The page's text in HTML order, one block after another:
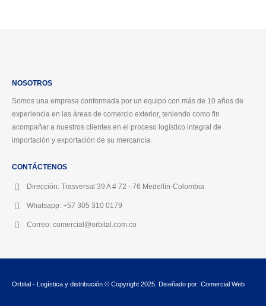
NOSOTROS
Somos una empresa conformada por un equipo con más de 10 años de
experiencia en las áreas de comercio exterior, teniendo como fin
acompañar a nuestros clientes en el proceso logístico integral de
importación y exportación de su mercancía.
CONTÁCTENOS
Dirección: Trasversal 39 A # 72 - 76 Medellín-Colombia
Whatsapp: +57 305 310 0179
Correo: comercial@orbital.com.co
Orbital - Logística y distribución © Copyright 2025. Diseñado por: Comercial Web